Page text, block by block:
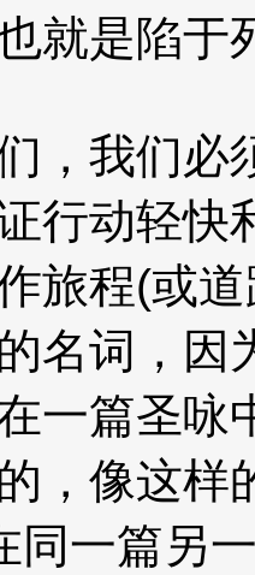
就是陷于
，我们必
行动轻快
旅程(或
名词，因
一篇圣咏
，像这样
同一篇另